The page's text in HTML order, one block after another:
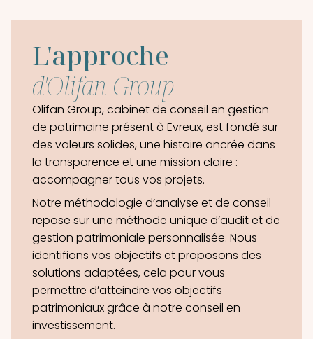
encadrés. Didier Q
L'approche
d'Olifan Group
Olifan Group, cabinet de conseil en gestion
de patrimoine présent à Evreux, est fondé sur
des valeurs solides, une histoire ancrée dans
la transparence et une mission claire :
accompagner tous vos projets.
Notre méthodologie d’analyse et de conseil
repose sur une méthode unique d’audit et de
gestion patrimoniale personnalisée. Nous
identifions vos objectifs et proposons des
solutions adaptées, cela pour vous
permettre d’atteindre vos objectifs
patrimoniaux grâce à notre conseil en
investissement.